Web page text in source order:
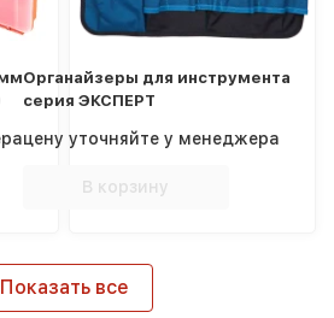
Органайзеры для инструмента
серия ЭКСПЕРТ
цену уточняйте у менеджера
В корзину
Показать все